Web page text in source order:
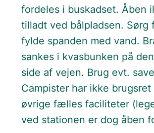
fordeles i buskadset. Åben
tilladt ved bålpladsen. Sørg
fylde spanden med vand.
sankes i kvasbunken på
side af vejen. Brug evt.
Campister har ikke brugsret
øvrige fælles faciliteter
ved stationen er dog åben